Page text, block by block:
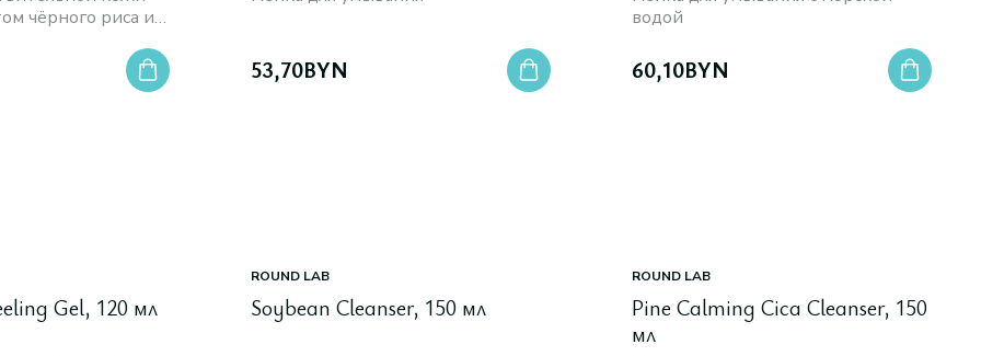
чёрного риса и
53,70BYN
водой
60,10BYN
Gel, 120 мл
ROUND LAB
Soybean Cleanser, 150 мл
ROUND LAB
Pine Calming Cica Cleanser, 150
мл